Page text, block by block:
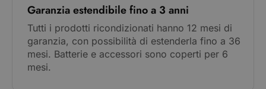
Garanzia estendibile fino a 3 anni
Tutti i prodotti ricondizionati hanno 12 mesi di
garanzia, con possibilità di estenderla fino a 36
mesi. Batterie e accessori sono coperti per 6
mesi.